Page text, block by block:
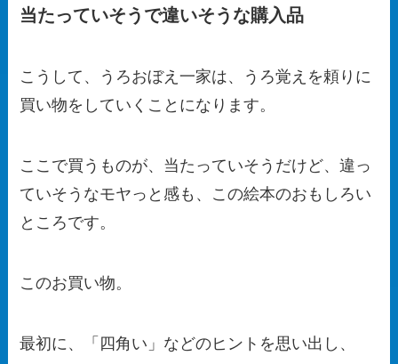
当たっていそうで違いそうな購入品
こうして、うろおぼえ一家は、うろ覚えを頼りに
買い物をしていくことになります。
ここで買うものが、当たっていそうだけど、違っ
ていそうなモヤっと感も、この絵本のおもしろい
ところです。
このお買い物。
最初に、「四角い」などのヒントを思い出し、